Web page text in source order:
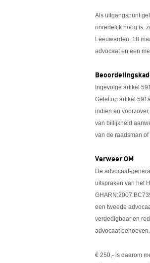
Als uitgangspunt
onredelijk hoog is,
Leeuwarden, 18
advocaat en een
Ingevolge artikel
Gelet op artikel
indien en
van billijkheid
van de raadsman
Verweer OM
De advocaat-
uitspraken van het
een tweede
verdedigbaar en
advocaat
€ 250,- is daarom